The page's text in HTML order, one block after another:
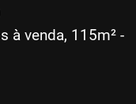
à venda, 115m² -